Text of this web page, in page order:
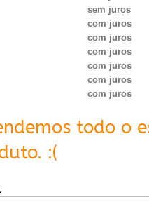
sem juros
com juros
com juros
com juros
com juros
com juros
com juros
todo o
:(